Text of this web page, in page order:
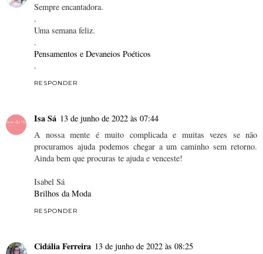
Sempre encantadora.
.
Uma semana feliz.
.
Pensamentos e Devaneios Poéticos
.
RESPONDER
Isa Sá 13 de junho de 2022 às 07:44
A nossa mente é muito complicada e muitas vezes se não
procuramos ajuda podemos chegar a um caminho sem retorno.
Ainda bem que procuras te ajuda e venceste!
Isabel Sá
Brilhos da Moda
RESPONDER
Cidália Ferreira 13 de junho de 2022 às 08:25